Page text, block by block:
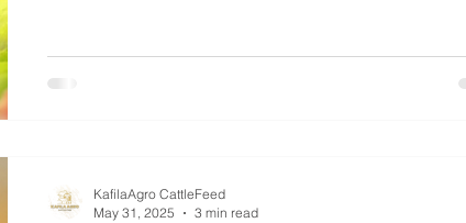
KafilaAgro CattleFeed
May 31, 2025
3 min read